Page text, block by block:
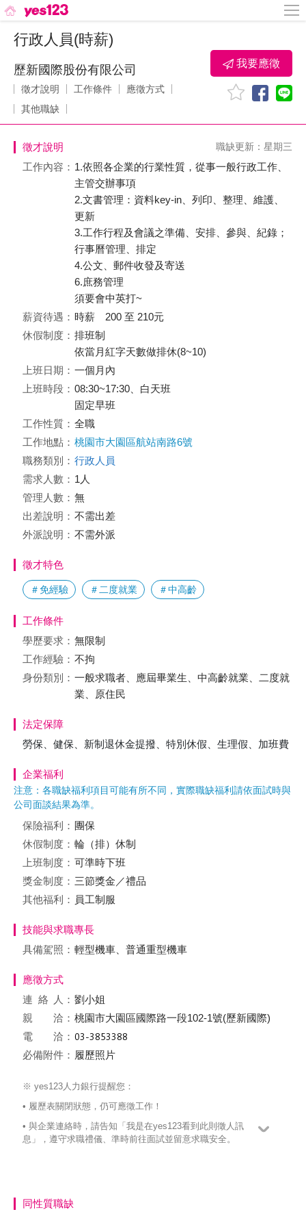
行政人員(時薪)
歷新國際股份有限公司
徵才說明 工作條件
應徵方式
其他職缺
我要應徵
徵才說明 職缺更新：星期三
工作內容： 1.依照各企業的行業性質，從事一般行政工作、
主管交辦事項
2.文書管理：資料key-in、列印、整理、維護、
更新
3.工作行程及會議之準備、安排、參與、紀錄；
行事曆管理、排定
4.公文、郵件收發及寄送
6.庶務管理
須要會中英打~
薪資待遇： 時薪 200 至 210元
休假制度： 排班制
依當月紅字天數做排休(8~10)
上班日期： 一個月內
上班時段： 08:30~17:30、白天班
固定早班
工作性質： 全職
工作地點： 桃園市大園區航站南路6號
職務類別： 行政人員
需求人數： 1人
管理人數： 無
出差說明： 不需出差
外派說明： 不需外派
徵才特色
＃免經驗 ＃二度就業 ＃中高齡
工作條件
學歷要求： 無限制
工作經驗： 不拘
身份類別： 一般求職者、應屆畢業生、中高齡就業、二度就
業、原住民
法定保障
勞保、健保、新制退休金提撥、特別休假、生理假、加班費
企業福利
注意：各職缺福利項目可能有所不同，實際職缺福利請依面試時與
公司面談結果為準。
保險福利： 團保
休假制度： 輪（排）休制
上班制度： 可準時下班
獎金制度： 三節獎金／禮品
其他福利： 員工制服
技能與求職專長
具備駕照： 輕型機車、普通重型機車
應徵方式
連絡
人： 劉小姐
親 洽： 桃園市大園區國際路一段102-1號(歷新國際)
電 洽：
必備附件： 履歷照片
※ yes123人力銀行提醒您：
• 履歷表關閉狀態，仍可應徵工作！
• 與企業連絡時，請告知「我是在yes123看到此則徵人訊
息」，遵守求職禮儀、準時前往面試並留意求職安全。
同性質職缺